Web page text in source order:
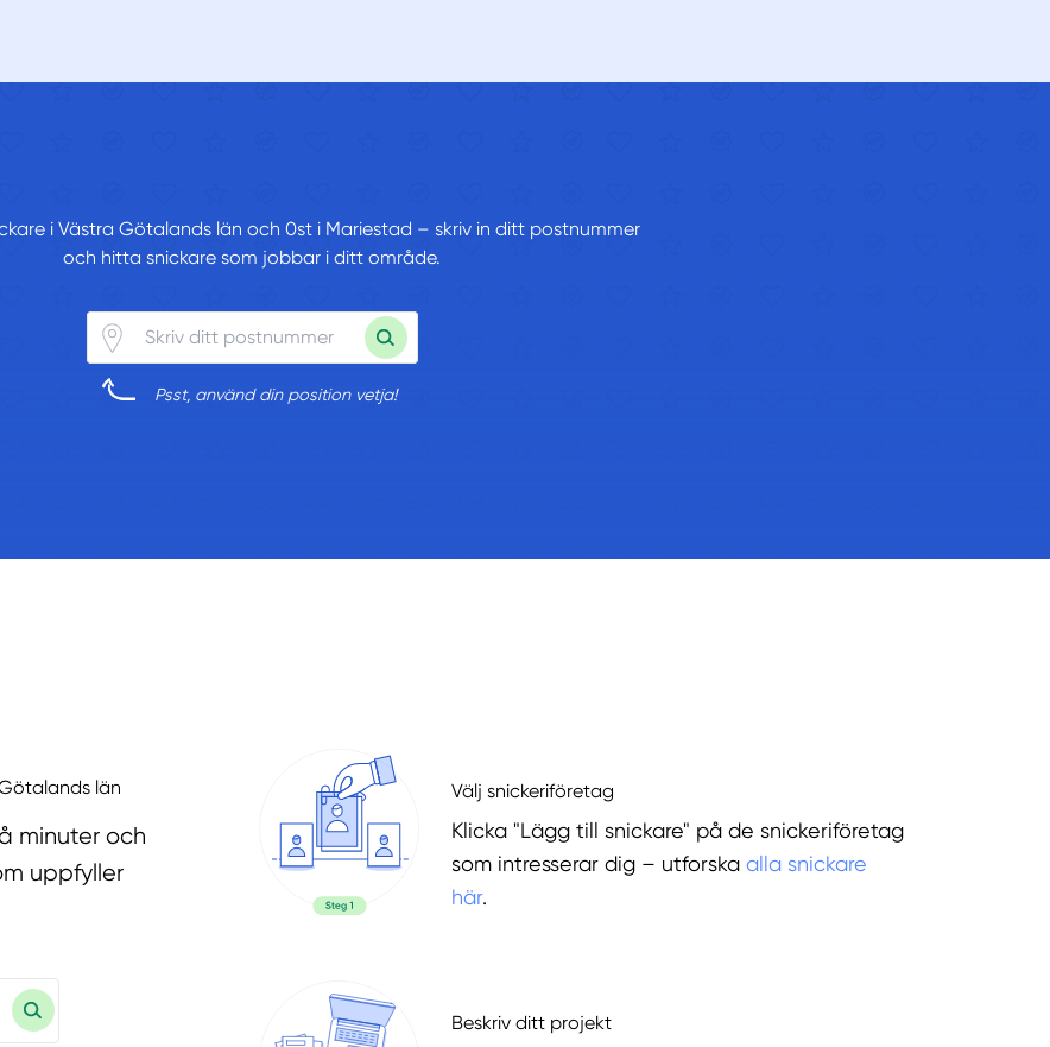
i Västra Götalands län och 0st i Mariestad – skriv in ditt postnummer
och hitta snickare som jobbar i ditt område.
Psst, använd din position vetja!
län
minuter och
uppfyller
Välj snickeriföretag
Klicka "Lägg till snickare" på de snickeriföretag
som intresserar dig – utforska alla snickare
här.
Beskriv ditt projekt